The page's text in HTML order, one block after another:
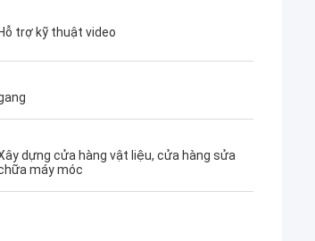
Hỗ trợ kỹ thuật video
dựng cửa hàng vật liệu, cửa hàng sửa
máy móc